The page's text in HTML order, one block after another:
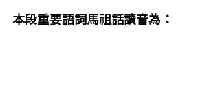
本段重要語詞馬祖話讀音為：